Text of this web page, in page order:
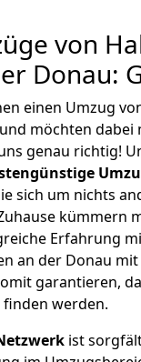
von
Donau:
einen Umzug
möchten dabei
genau richtig!
sich um nichts
kümmern
Erfahrung
an der Donau
garantieren,
finden werden.
ist